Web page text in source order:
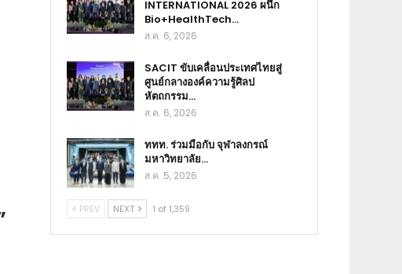
INTERNATIONAL 2026 ผนึก
Bio+HealthTech…
ส.ค. 6, 2026
SACIT ขับเคลื่อนประเทศไทยสู่
ศูนย์กลางองค์ความรู้ศิลป
หัตถกรรม…
ส.ค. 6, 2026
ททท. ร่วมมือกับ จุฬาลงกรณ์
มหาวิทยาลัย…
ส.ค. 5, 2026
PREV NEXT 1 of 1,359